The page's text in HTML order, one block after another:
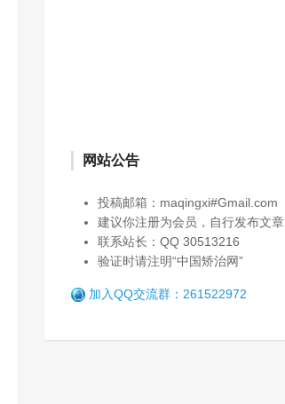
网站公告
投稿邮箱：maqingxi#Gmail.com
建议你注册为会员，自行发布文章
联系站长：QQ 30513216
验证时请注明“中国矫治网”
加入QQ交流群：261522972